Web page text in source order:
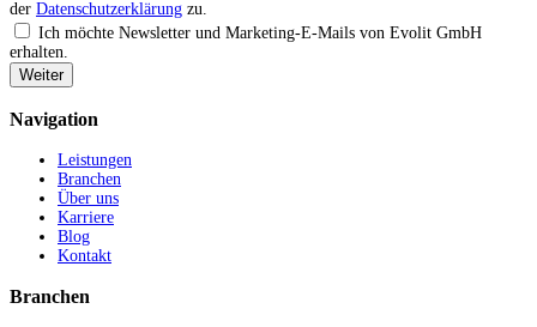
der Datenschutzerklärung zu.
Ich möchte Newsletter und Marketing-E-Mails von Evolit GmbH
erhalten.
Weiter
Navigation
Leistungen
Branchen
Über uns
Karriere
Blog
Kontakt
Branchen